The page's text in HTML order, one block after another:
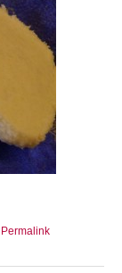
Permalink